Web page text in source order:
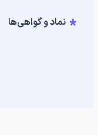
نماد و گواهی‌ها